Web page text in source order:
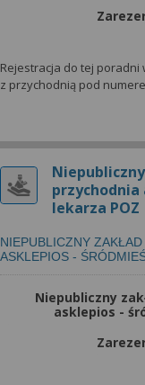
Rejestracja do tej
z przychodnią pod
przychodnia
lekarza POZ
NIEPUBLICZNY ZAKŁAD OPIEKI ZDROWOTNEJ PRZYCHODNIA
ASKLEPIOS -
Niepubliczny
asklepios -